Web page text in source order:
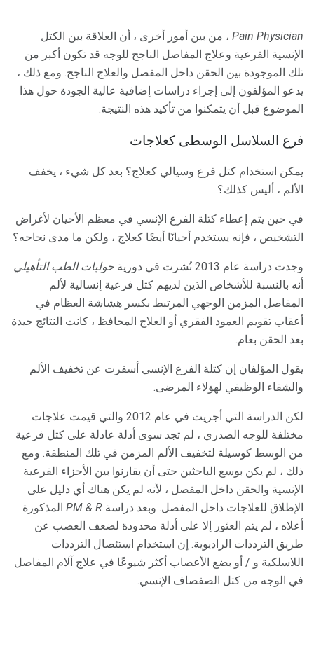
Pain Physician ، من بين أمور أخرى ، أن العلاقة بين الكتل
الإنسية الفرعية وعلاج المفاصل الناجح للوجه قد تكون أكبر من
تلك الموجودة بين الحقن داخل المفصل والعلاج الناجح. ومع ذلك ،
يدعو المؤلفون إلى إجراء دراسات إضافية عالية الجودة حول هذا
الموضوع قبل أن يتمكنوا من تأكيد هذه النتيجة.
فرع السلاسل الوسطى كعلاجات
يمكن استخدام كتل فرع وسيالي كعلاج؟ بعد كل شيء ، يخفف
الألم ، أليس كذلك؟
في حين يتم إعطاء كتلة الفرع الإنسي في معظم الأحيان لأغراض
التشخيص ، فإنه يستخدم أحيانًا أيضًا كعلاج ، ولكن ما مدى نجاحه؟
وجدت دراسة عام 2013 نُشرت في دورية
حوليات الطب التأهيلي
أنه بالنسبة للأشخاص الذين لديهم كتل فرعية إنسالية لألم
المفاصل المزمن الوجهي المرتبط بكسر هشاشة العظام في
أعقاب تقويم العمود الفقري أو العلاج المحافظ ، كانت النتائج جيدة
بعد الحقن بعام.
يقول المؤلفان إن كتلة الفرع الإنسي أسفرت عن تخفيف الألم
والشفاء الوظيفي لهؤلاء المرضى.
لكن الدراسة التي أجريت في عام 2012 والتي قيمت علاجات
مختلفة للوجه الصدري ، لم تجد سوى أدلة عادلة على كتل فرعية
من الوسط كوسيلة لتخفيف الألم المزمن في تلك المنطقة. ومع
ذلك ، لم يكن بوسع الباحثين حتى أن يقارنوا بين الأجزاء الفرعية
الإنسية والحقن داخل المفصل ، لأنه لم يكن هناك أي دليل على
الإطلاق للعلاجات داخل المفصل. وبعد دراسة PM & R المذكورة
أعلاه ، لم يتم العثور إلا على أدلة محدودة لضعف العصب عن
طريق الترددات الراديوية. إن استخدام استئصال الترددات
اللاسلكية و / أو بضع الأعصاب أكثر شيوعًا في علاج آلام المفاصل
في الوجه من كتل الصفصاف الإنسي.